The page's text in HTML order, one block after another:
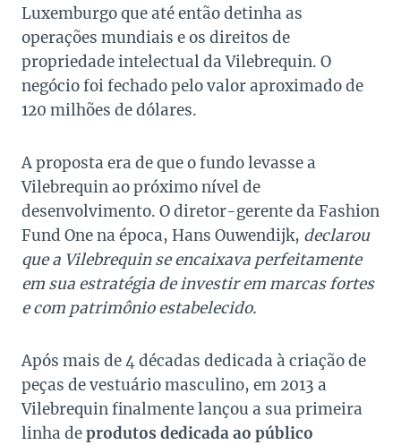
Luxemburgo que até então detinha as
operações mundiais e os direitos de
propriedade intelectual da Vilebrequin. O
negócio foi fechado pelo valor aproximado de
120 milhões de dólares.
A proposta era de que o fundo levasse a
Vilebrequin ao próximo nível de
desenvolvimento. O diretor-gerente da Fashion
Fund One na época, Hans Ouwendijk, declarou
que a Vilebrequin se encaixava perfeitamente
em sua estratégia de investir em marcas fortes
e com patrimônio estabelecido.
Após mais de 4 décadas dedicada à criação de
peças de vestuário masculino, em 2013 a
Vilebrequin finalmente lançou a sua primeira
linha deprodutos dedicada ao público